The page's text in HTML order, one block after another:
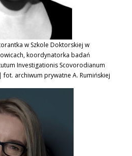
w Szkole Doktorskiej w
koordynatorka badań
Investigationis Scovorodianum
archiwum prywatne A. Rumińskiej